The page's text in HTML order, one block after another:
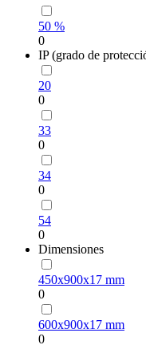
50 %
0
IP (grado de
20
0
33
0
34
0
54
0
Dimensiones
450х900х17 mm
0
600х900х17 mm
0